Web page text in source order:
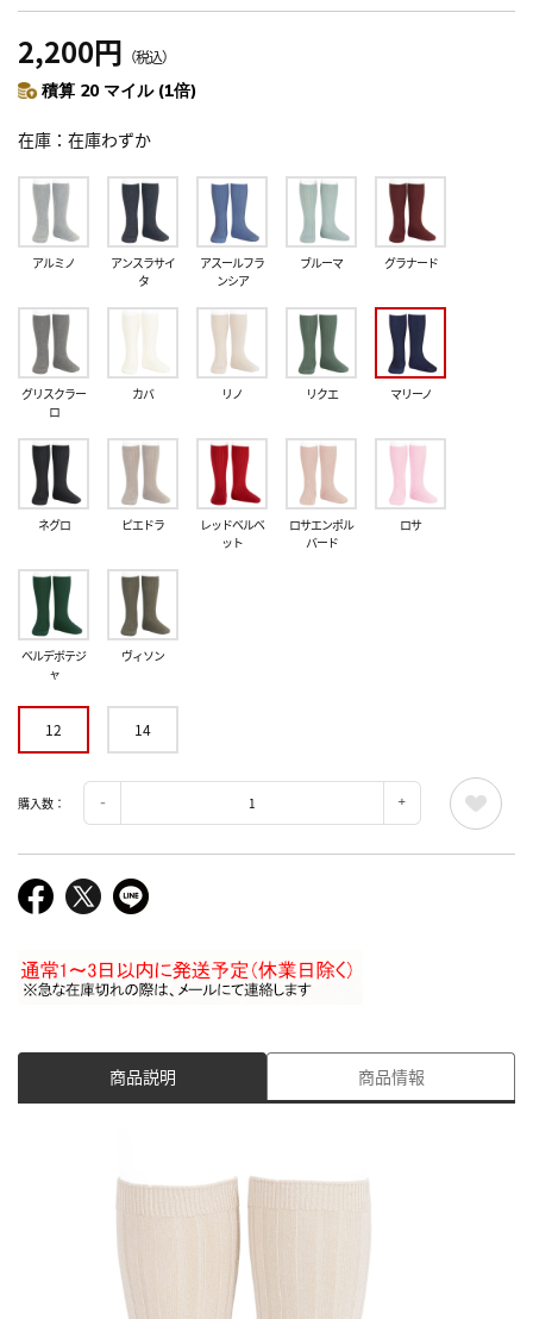
2,200円 （税込）
積算 20 マイル (1倍)
在庫 在庫わずか
アルミノ
アンスラサイ
タ
アスールフラ
ンシア
ブルーマ グラナード
グリスクラー
ロ
カバ リノ リクエ マリーノ
ネグロ ピエドラ
レッドベルベ
ット
ロサエンポル
バード
ロサ
ベルデボテジ
ャ
ヴィソン
12 14
購入数：
商品説明 商品情報